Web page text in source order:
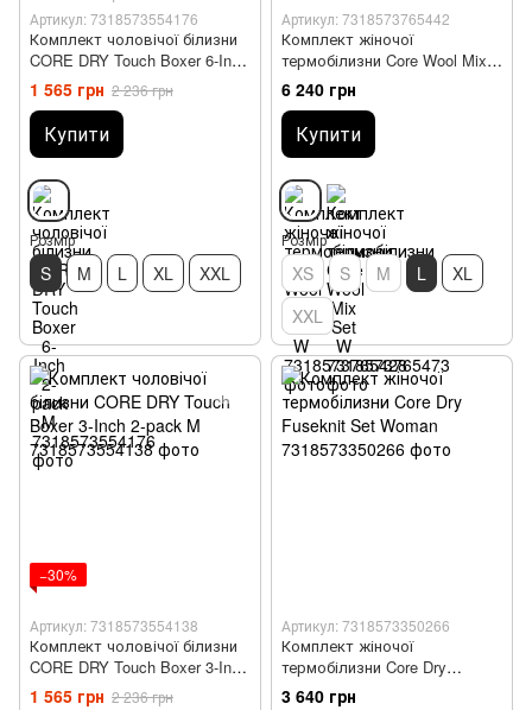
Артикул: 7318573554176
Комплект чоловічої білизни
CORE DRY Touch Boxer 6-Inch
2-pack M
1 565 грн 2 236 грн
Купити
Розмір
S M L XL XXL
Артикул: 7318573765442
Комплект жіночої
термобілизни Core Wool Mix
Set W
6 240 грн
Купити
Розмір
XS S M L
XL
XXL
−30%
Артикул: 7318573554138
Комплект чоловічої білизни
CORE DRY Touch Boxer 3-Inch
2-pack M
1 565 грн 2 236 грн
Артикул: 7318573350266
Комплект жіночої
термобілизни Core Dry
Fuseknit Set Woman
3 640 грн